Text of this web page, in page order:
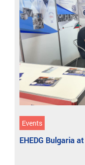
Events
EHEDG Bulgaria